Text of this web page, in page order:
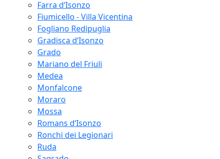
Farra d‘Isonzo
Fiumicello - Villa Vicentina
Fogliano Redipuglia
Gradisca d‘Isonzo
Grado
Mariano del Friuli
Medea
Monfalcone
Moraro
Mossa
Romans d‘Isonzo
Ronchi dei Legionari
Ruda